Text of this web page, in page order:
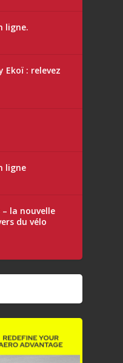
ligne.
Ekoï : relevez
ligne
la nouvelle
du vélo